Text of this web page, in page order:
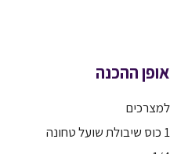
אופן ההכנה
למצרכים
1 כוס שיבולת שועל טחונה